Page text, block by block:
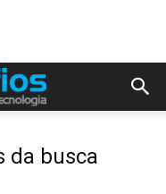
da busca